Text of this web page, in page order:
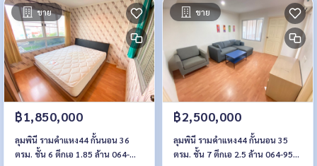
ขาย
฿1,850,000
ลุมพินี รามคำแหง44 กั้นนอน 36
ตรม. ชั้น 6 ตึกเอ 1.85 ล้าน 064-
ขาย
฿2,500,000
ลุมพินี รามคำแหง44 กั้นนอน 35
ตรม. ชั้น 7 ตึกเอ 2.5 ล้าน 064-959-